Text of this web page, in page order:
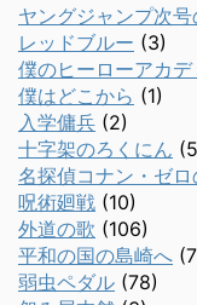
ヤングジャンプ次
レッドブルー (3)
僕のヒーローアカデ
僕はどこから (1)
入学傭兵 (2)
十字架のろくにん
名探偵コナン・ゼロ
呪術廻戦 (10)
外道の歌 (106)
平和の国の島崎へ
弱虫ペダル (78)